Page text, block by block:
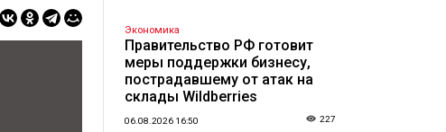
Экономика
Правительство РФ готовит
меры поддержки бизнесу,
пострадавшему от атак на
склады Wildberries
06.08.2026 16:50 227